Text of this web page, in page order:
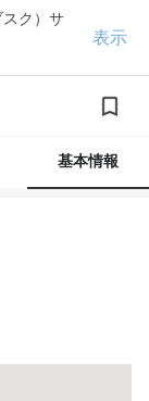
ク）サ
表示
基本情報